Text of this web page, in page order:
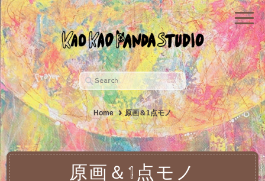
Home 原画＆1点モノ
原画＆1点モノ